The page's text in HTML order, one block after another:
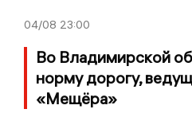
04/08 23:00
Во Владимирской
норму дорогу,
«Мещёра»